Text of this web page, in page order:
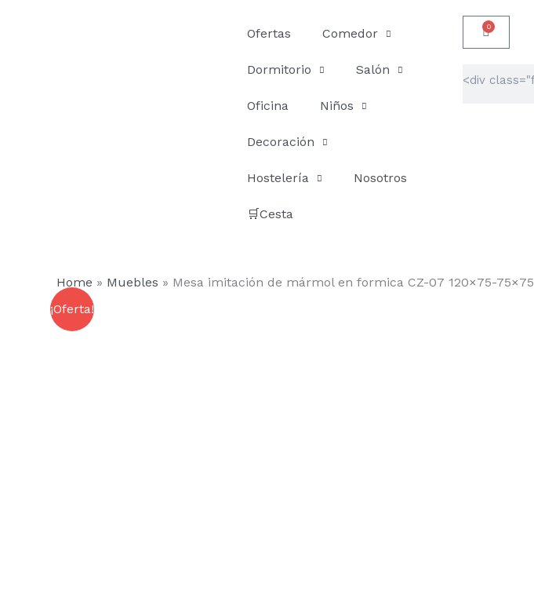
Ofertas Comedor
Dormitorio Salón
Oficina Niños
Decoración
Hostelería Nosotros
🛒Cesta
0
Carrito
Home » Muebles » Mesa imitación de mármol en formica CZ-07 120×75-75×75
¡Oferta!